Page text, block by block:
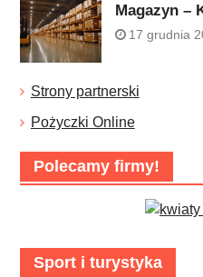
Magazyn –
17 grudnia
Strony partnerski
Pożyczki Online
Polecamy firmy!
Sport i turystyka